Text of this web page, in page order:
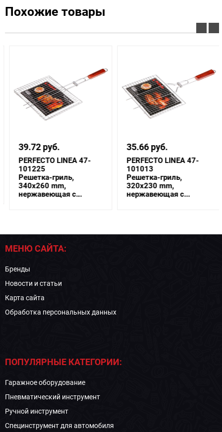
Похожие товары
39.72 руб.
PERFECTO LINEA 47-
101225
Решетка-гриль,
340x260 mm,
нержавеющая с...
35.66 руб.
PERFECTO LINEA 47-
101013
Решетка-гриль,
320x230 mm,
нержавеющая с...
МЕНЮ САЙТА:
Бренды
Новости и статьи
Карта сайта
Обработка персональных данных
ПОПУЛЯРНЫЕ КАТЕГОРИИ:
Гаражное оборудование
Пневматический инструмент
Ручной инструмент
Специнструмент для автомобиля